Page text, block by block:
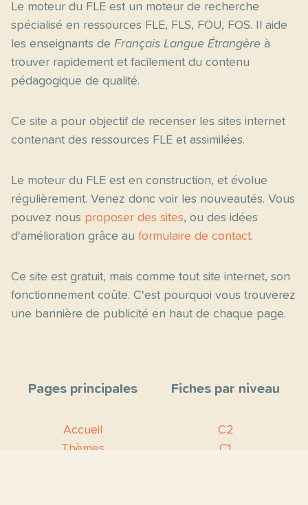
Le moteur du FLE est un moteur de recherche
spécialisé en ressources FLE, FLS, FOU, FOS. Il aide
les enseignants de Français Langue Étrangère à
trouver rapidement et facilement du contenu
pédagogique de qualité.
Ce site a pour objectif de recenser les sites internet
contenant des ressources FLE et assimilées.
Le moteur du FLE est en construction, et évolue
régulièrement. Venez donc voir les nouveautés. Vous
pouvez nous proposer des sites, ou des idées
d'amélioration grâce au formulaire de contact.
Ce site est gratuit, mais comme tout site internet, son
fonctionnement coûte. C'est pourquoi vous trouverez
une bannière de publicité en haut de chaque page.
Pages principales
Accueil
Thèmes
Fiches par niveau
C2
C1